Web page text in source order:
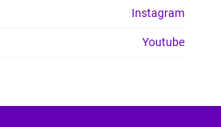
Instagram
Youtube